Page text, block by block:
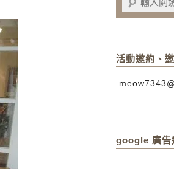
活動邀約、
google 廣告